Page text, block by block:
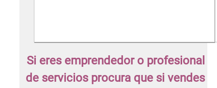
Si eres emprendedor o profesional
de servicios procura que si vendes